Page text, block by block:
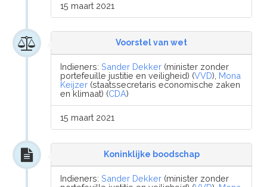
15 maart 2021
Voorstel van wet
Indieners:Sander Dekker (minister zonder
portefeuille justitie en veiligheid) (VVD), Mona
Keijzer (staatssecretaris economische zaken
en klimaat) (CDA)
15 maart 2021
Koninklijke boodschap
Indieners:Sander Dekker (minister zonder